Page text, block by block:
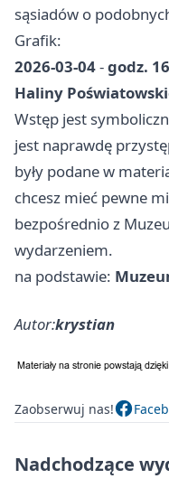
sąsiadów o
Grafik:
2026-03-04-godz.
Haliny
Wstęp jest
jest naprawdę
były podane w
chcesz mieć pewne
bezpośrednio z
wydarzeniem.
na podstawie:
Autor:krystian
Zaobserwuj nas!
Nadchodzące